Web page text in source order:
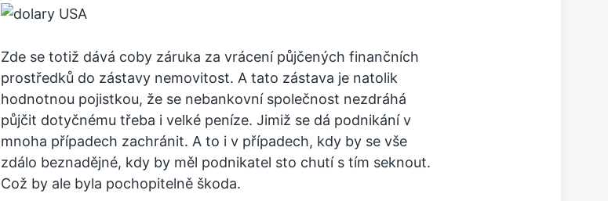
Zde se totiž dává coby záruka za vrácení půjčených finančních
prostředků do zástavy nemovitost. A tato zástava je natolik
hodnotnou pojistkou, že se nebankovní společnost nezdráhá
půjčit dotyčnému třeba i velké peníze. Jimiž se dá podnikání v
mnoha případech zachránit. A to i v případech, kdy by se vše
zdálo beznadějné, kdy by měl podnikatel sto chutí s tím seknout.
Což by ale byla pochopitelně škoda.